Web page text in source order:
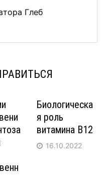
Глеб
Биологическа
я роль
витамина B12
16.10.2022